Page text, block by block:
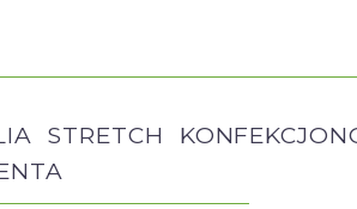
STRETCH